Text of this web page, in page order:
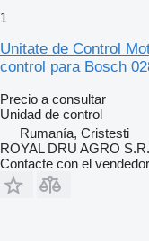
1
Unitate de Control
control para Bosch
Precio a consultar
Unidad de control
Rumanía, Cristesti
ROYAL DRU AGRO
Contacte con el vendedor